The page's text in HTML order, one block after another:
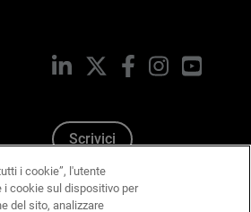
LinkedIn FacebookInstagram
Scrivici
i cookie”, l'utente
i cookie sul dispositivo per
del sito, analizzare